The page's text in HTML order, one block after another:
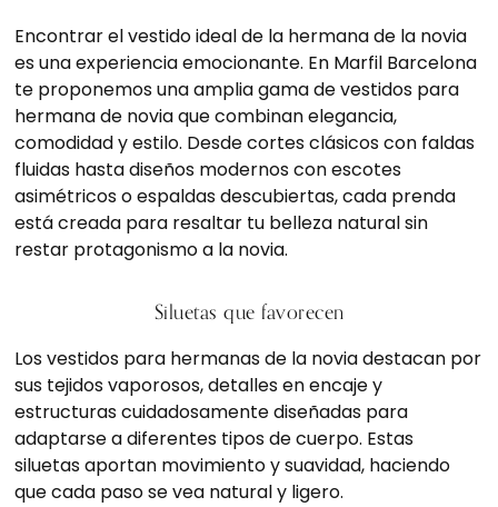
Encontrar el vestido ideal de la hermana de la novia
es una experiencia emocionante. En Marfil Barcelona
te proponemos una amplia gama de vestidos para
hermana de novia que combinan elegancia,
comodidad y estilo. Desde cortes clásicos con faldas
fluidas hasta diseños modernos con escotes
asimétricos o espaldas descubiertas, cada prenda
está creada para resaltar tu belleza natural sin
restar protagonismo a la novia.
Siluetas que favorecen
Los vestidos para hermanas de la novia destacan por
sus tejidos vaporosos, detalles en encaje y
estructuras cuidadosamente diseñadas para
adaptarse a diferentes tipos de cuerpo. Estas
siluetas aportan movimiento y suavidad, haciendo
que cada paso se vea natural y ligero.